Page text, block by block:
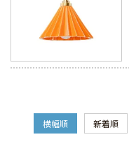
横幅順 新着順